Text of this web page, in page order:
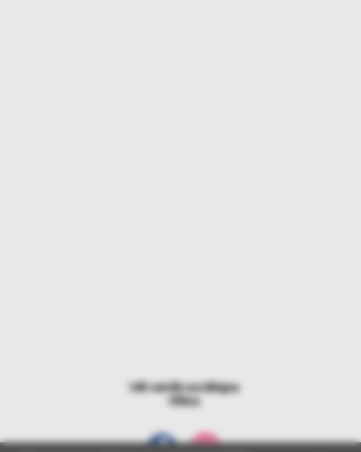
Vēl vairāk sociālajos
tīklos